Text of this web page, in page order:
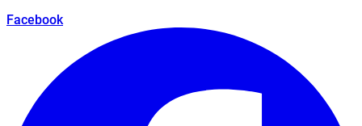
Facebook